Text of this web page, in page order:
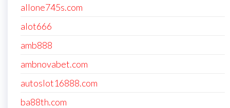
allone745s.com
alot666
amb888
ambnovabet.com
autoslot16888.com
ba88th.com